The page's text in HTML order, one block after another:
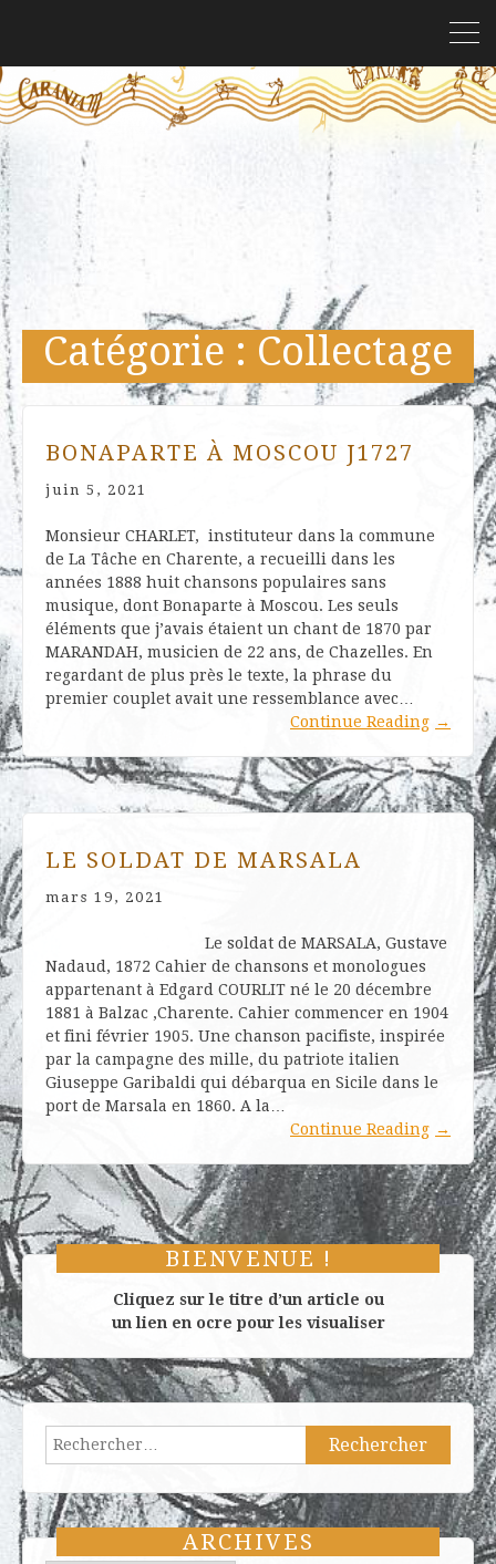
Catégorie : Collectage
BONAPARTE À MOSCOU J1727
juin 5, 2021
Monsieur CHARLET, instituteur dans la commune
de La Tâche en Charente, a recueilli dans les
années 1888 huit chansons populaires sans
musique, dont Bonaparte à Moscou. Les seuls
éléments que j’avais étaient un chant de 1870 par
MARANDAH, musicien de 22 ans, de Chazelles. En
regardant de plus près le texte, la phrase du
premier couplet avait une ressemblance avec…
Continue Reading →
LE SOLDAT DE MARSALA
mars 19, 2021
Le soldat de MARSALA, Gustave
Nadaud, 1872 Cahier de chansons et monologues
appartenant à Edgard COURLIT né le 20 décembre
1881 à Balzac ,Charente. Cahier commencer en 1904
et fini février 1905. Une chanson pacifiste, inspirée
par la campagne des mille, du patriote italien
Giuseppe Garibaldi qui débarqua en Sicile dans le
port de Marsala en 1860. A la…
Continue Reading →
BIENVENUE !
Cliquez sur le titre d’un article ou
un lien en ocre pour les visualiser
Rechercher :
ARCHIVES